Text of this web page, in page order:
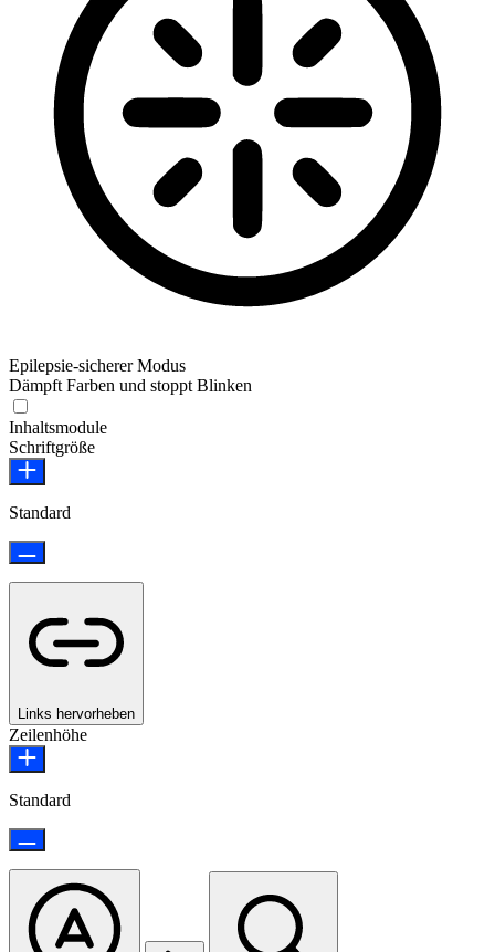
Epilepsie-sicherer Modus
Dämpft Farben und stoppt Blinken
Inhaltsmodule
Schriftgröße
Standard
Links hervorheben
Zeilenhöhe
Standard